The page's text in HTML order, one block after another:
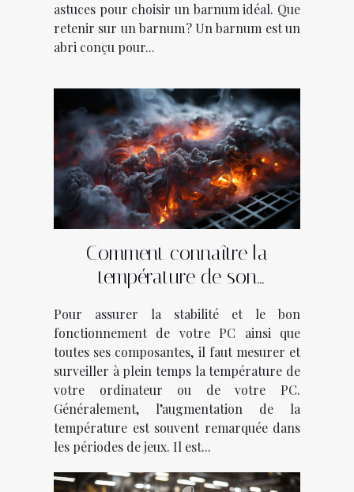
astuces pour choisir un barnum idéal. Que
retenir sur un barnum ? Un barnum est un
abri conçu pour...
Comment connaître la
température de son
Pour assurer la stabilité et le bon
fonctionnement de votre PC ainsi que
toutes ses composantes, il faut mesurer et
surveiller à plein temps la température de
votre ordinateur ou de votre PC.
Généralement, l’augmentation de la
température est souvent remarquée dans
les périodes de jeux. Il est...